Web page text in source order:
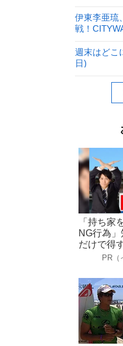
伊東李亜琉
戦！
週末はどこ
日)
「持ち家
NG行為」
だけで得
PR（